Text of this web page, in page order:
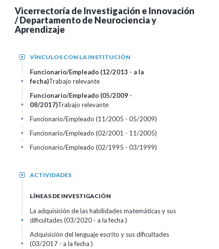
Vicerrectoría de Investigación e Innovación
/ Departamento de Neurociencia y
Aprendizaje
VÍNCULOS CON LA INSTITUCIÓN
+
Funcionario/Empleado (12/2013 - a la
fecha)Trabajo relevante
+
Funcionario/Empleado (05/2009 -
08/2017)Trabajo relevante
+
Funcionario/Empleado (11/2005 - 05/2009)
+
Funcionario/Empleado (02/2001 - 11/2005)
+
Funcionario/Empleado (02/1995 - 03/1999)
+
ACTIVIDADES
+
LÍNEAS DE INVESTIGACIÓN
La adquisición de las habilidades matemáticas y sus
dificultades (03/2020 - a la fecha )
+
Adquisición del lenguaje escrito y sus dificultades
(03/2017 - a la fecha )
+